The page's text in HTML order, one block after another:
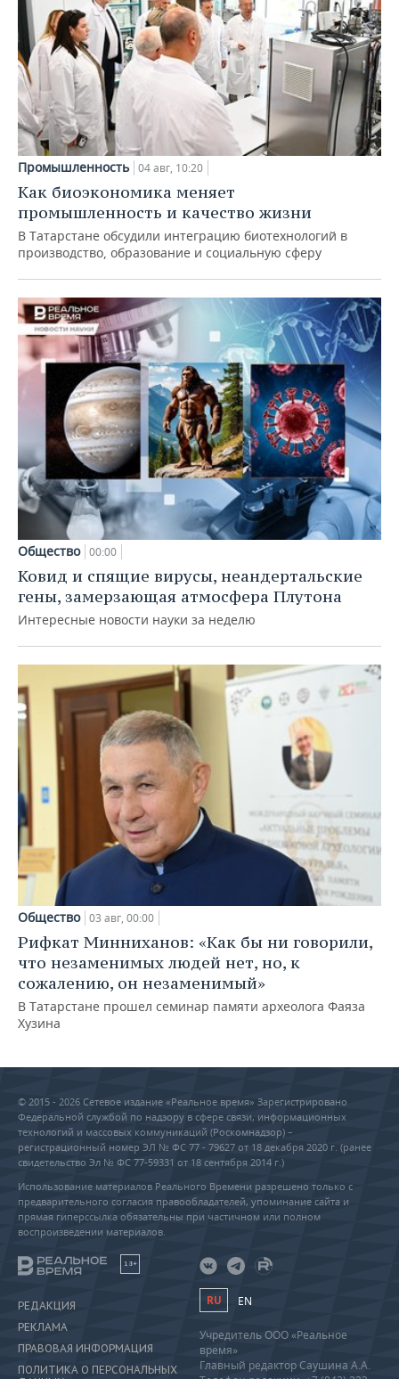
Промышленность 04 авг, 10:20
Как биоэкономика меняет
промышленность и качество жизни
В Татарстане обсудили интеграцию биотехнологий в
производство, образование и социальную сферу
Общество 00:00
Ковид и спящие вирусы, неандертальские
гены, замерзающая атмосфера Плутона
Интересные новости науки за неделю
Общество 03 авг, 00:00
Рифкат Минниханов: «Как бы ни говорили,
что незаменимых людей нет, но, к
сожалению, он незаменимый»
В Татарстане прошел семинар памяти археолога Фаяза
Хузина
© 2015 - 2026 Сетевое издание «Реальное время» Зарегистрировано
Федеральной службой по надзору в сфере связи, информационных
технологий и массовых коммуникаций (Роскомнадзор) –
регистрационный номер ЭЛ № ФС 77 - 79627 от 18 декабря 2020 г. (ранее
свидетельство Эл № ФС 77-59331 от 18 сентября 2014 г.)
Использование материалов Реального Времени разрешено только с
предварительного согласия правообладателей, упоминание сайта и
прямая гиперссылка обязательны при частичном или полном
воспроизведении материалов.
18+
РЕДАКЦИЯ
РЕКЛАМА
ПРАВОВАЯ ИНФОРМАЦИЯ
ПОЛИТИКА О ПЕРСОНАЛЬНЫХ
RU EN
Учредитель ООО «Реальное
время»
Главный редактор Саушина А.А.